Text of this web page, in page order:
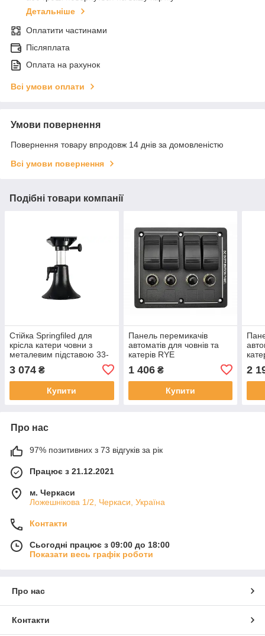
Детальніше
Оплатити частинами
Післяплата
Оплата на рахунок
Всі умови оплати
Умови повернення
Повернення товару впродовж 14 днів за домовленістю
Всі умови повернення
Подібні товари компанії
Стійка Springfiled для
крісла катери човни з
металевим підставою 33-
3 074 ₴
Купити
Панель перемикачів
автоматів для човнів та
катерів RYE
1 406₴
Купити
2
Про нас
97% позитивних з 73 відгуків за рік
Працює з 21.12.2021
м. Черкаси
Ложешнікова 1/2, Черкаси, Україна
Контакти
Сьогодні працює з 09:00 до 18:00
Показати весь графік роботи
Про нас
Контакти